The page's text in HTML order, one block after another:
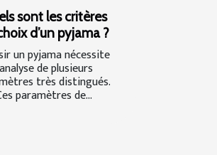
sont les critères
d’un pyjama ?
un pyjama nécessite
de plusieurs
très distingués.
paramètres de...